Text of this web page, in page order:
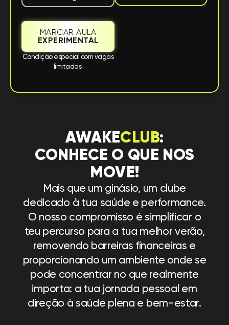
MARCAR AULA
EXPERIMENTAL
Condição especial com vagas
limitadas.
AWAKECLUB:
CONHECE O QUE NOS
MOVE!
Mais que um ginásio, um clube
dedicado à tua saúde e performance.
O nosso compromisso é simplificar o
teu percurso para a tua melhor verão,
removendo barreiras financeiras e
proporcionando um ambiente onde se
pode concentrar no que realmente
importa: a tua jornada pessoal em
direção à saúde plena e bem-estar.